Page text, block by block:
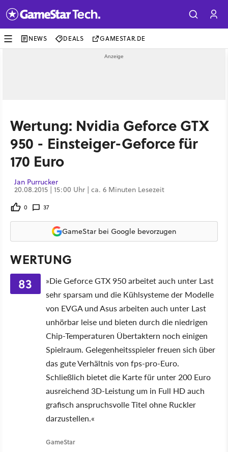
NEWS DEALS GAMESTAR.DE
Wertung: Nvidia Geforce GTX
950 - Einsteiger-Geforce für
170 Euro
Jan Purrucker
20.08.2015 | 15:00 Uhr | ca. 6 Minuten Lesezeit
0 37
GameStar bei Google bevorzugen
WERTUNG
83
»Die Geforce GTX 950 arbeitet auch unter Last
sehr sparsam und die Kühlsysteme der Modelle
von EVGA und Asus arbeiten auch unter Last
unhörbar leise und bieten durch die niedrigen
Chip-Temperaturen Übertaktern noch einigen
Spielraum. Gelegenheitsspieler freuen sich über
das gute Verhältnis von fps-pro-Euro.
Schließlich bietet die Karte für unter 200 Euro
ausreichend 3D-Leistung um in Full HD auch
grafisch anspruchsvolle Titel ohne Ruckler
darzustellen.«
GameStar